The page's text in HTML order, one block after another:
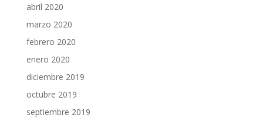
abril 2020
marzo 2020
febrero 2020
enero 2020
diciembre 2019
octubre 2019
septiembre 2019